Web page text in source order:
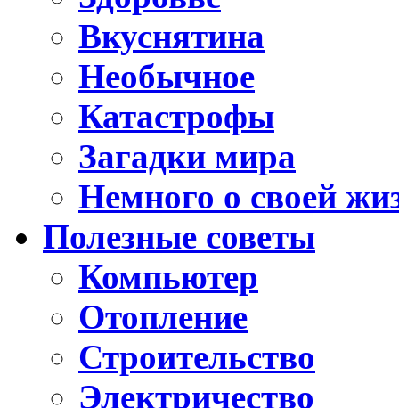
Вкуснятина
Необычное
Катастрофы
Загадки мира
Немного о своей
Полезные советы
Компьютер
Отопление
Строительство
Электричество